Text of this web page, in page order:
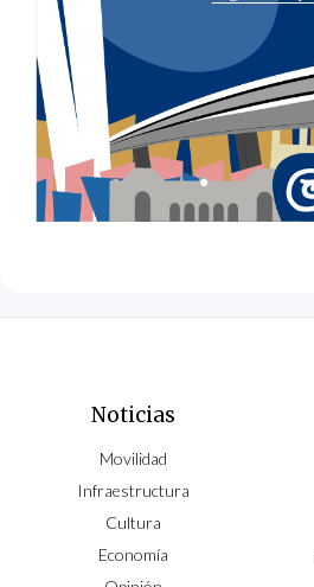
Noticias
Movilidad
Infraestructura
Cultura
Economía